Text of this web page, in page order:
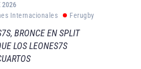
2026
Internacionales
Ferugby
BRONCE EN SPLIT
LOS LEONES7S